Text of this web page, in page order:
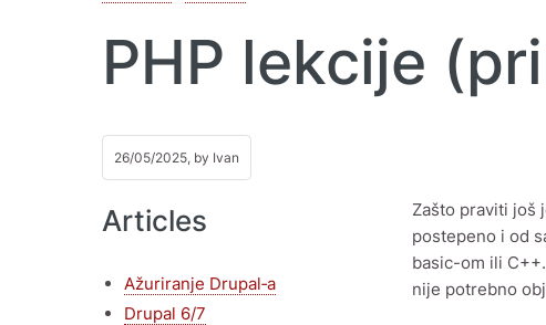
PHP lekcije
26/05/2025, by Ivan
Articles
Ažuriranje Drupal‑a
Drupal 6/7
Zašto praviti još
postepeno i od
basic-om ili
nije potrebno